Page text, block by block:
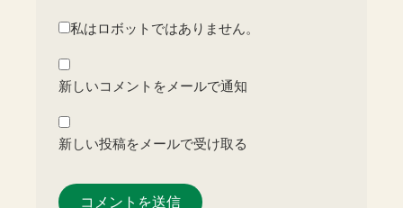
私はロボットではありません。
新しいコメントをメールで通知
新しい投稿をメールで受け取る